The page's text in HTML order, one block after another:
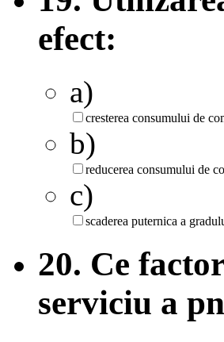
efect:
a)
cresterea consumului de
b)
reducerea consumului de
c)
scaderea puternica a
20. Ce
serviciu a